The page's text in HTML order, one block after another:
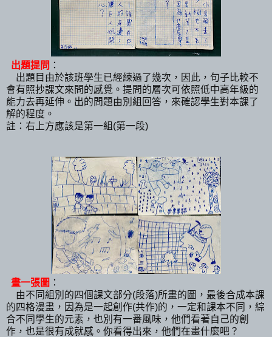
出題提問 ：
出題目由於該班學生已經練過了幾次，因此，句子比較不
會有照抄課文來問的感覺。提問的層次可依照低中高年級的
能力去再延伸。出的問題由別組回答，來確認學生對本課了
解的程度。
註：右上方應該是第一組(第一段)
畫一張圖 ：
由不同組別的四個課文部分(段落)所畫的圖，最後合成本課
的四格漫畫，因為是一起創作(共作)的，一定和課本不同，綜
合不同學生的元素，也別有一番風味，他們看著自己的創
作，也是很有成就感。你看得出來，他們在畫什麼吧？